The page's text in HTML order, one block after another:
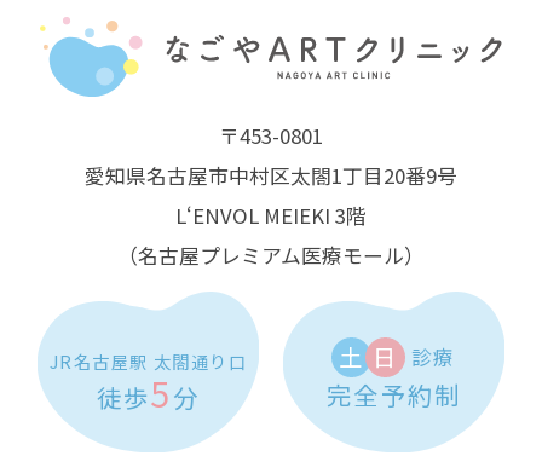
〒453-0801
愛知県名古屋市中村区太閤1丁目20番9号
L‘ENVOL MEIEKI 3階
（名古屋プレミアム医療モール）
JR名古屋駅 太閤通り口
徒歩5分
土 日 診療
完全予約制